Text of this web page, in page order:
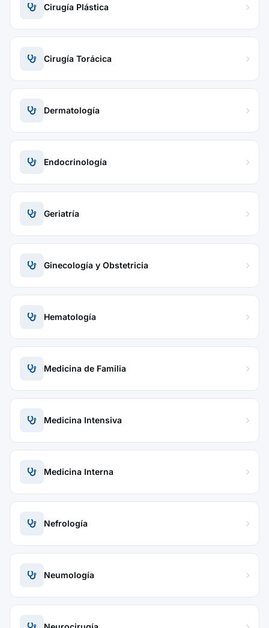
Cirugía Plástica
Cirugía Torácica
Dermatología
Endocrinología
Geriatría
Ginecología y Obstetricia
Hematología
Medicina de Familia
Medicina Intensiva
Medicina Interna
Nefrología
Neumología